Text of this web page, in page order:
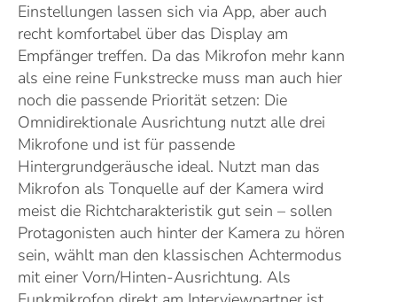
Einstellungen lassen sich via App, aber auch
recht komfortabel über das Display am
Empfänger treffen. Da das Mikrofon mehr kann
als eine reine Funkstrecke muss man auch hier
noch die passende Priorität setzen: Die
Omnidirektionale Ausrichtung nutzt alle drei
Mikrofone und ist für passende
Hintergrundgeräusche ideal. Nutzt man das
Mikrofon als Tonquelle auf der Kamera wird
meist die Richtcharakteristik gut sein – sollen
Protagonisten auch hinter der Kamera zu hören
sein, wählt man den klassischen Achtermodus
mit einer Vorn/Hinten-Ausrichtung. Als